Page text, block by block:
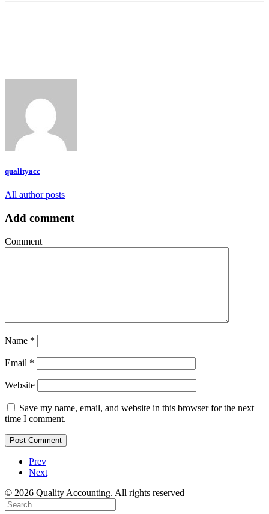
qualityacc
All author posts
Add comment
Comment
Name *
Email *
Website
Save my name, email, and website in this browser for the next
time I comment.
Prev
Next
© 2026 Quality Accounting. All rights reserved